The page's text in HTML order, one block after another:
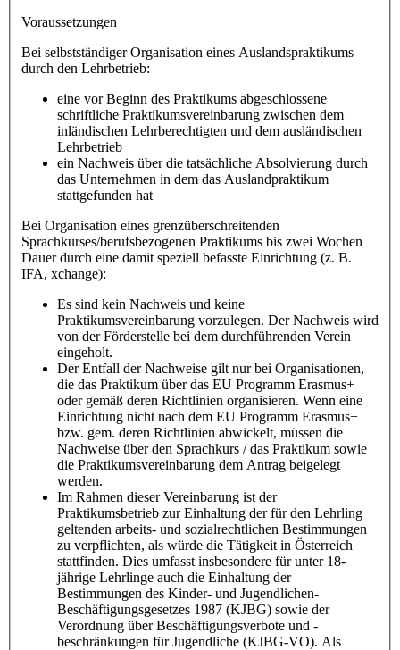
Voraussetzungen
Bei selbstständiger Organisation eines Auslandspraktikums
durch den Lehrbetrieb:
eine vor Beginn des Praktikums abgeschlossene
schriftliche Praktikumsvereinbarung zwischen dem
inländischen Lehrberechtigten und dem ausländischen
Lehrbetrieb
ein Nachweis über die tatsächliche Absolvierung durch
das Unternehmen in dem das Auslandpraktikum
stattgefunden hat
Bei Organisation eines grenzüberschreitenden
Sprachkurses/berufsbezogenen Praktikums bis zwei Wochen
Dauer durch eine damit speziell befasste Einrichtung (z. B.
IFA, xchange):
Es sind kein Nachweis und keine
Praktikumsvereinbarung vorzulegen. Der Nachweis wird
von der Förderstelle bei dem durchführenden Verein
eingeholt.
Der Entfall der Nachweise gilt nur bei Organisationen,
die das Praktikum über das EU Programm Erasmus+
oder gemäß deren Richtlinien organisieren. Wenn eine
Einrichtung nicht nach dem EU Programm Erasmus+
bzw. gem. deren Richtlinien abwickelt, müssen die
Nachweise über den Sprachkurs / das Praktikum sowie
die Praktikumsvereinbarung dem Antrag beigelegt
werden.
Im Rahmen dieser Vereinbarung ist der
Praktikumsbetrieb zur Einhaltung der für den Lehrling
geltenden arbeits- und sozialrechtlichen Bestimmungen
zu verpflichten, als würde die Tätigkeit in Österreich
stattfinden. Dies umfasst insbesondere für unter 18-
jährige Lehrlinge auch die Einhaltung der
Bestimmungen des Kinder- und Jugendlichen-
Beschäftigungsgesetzes 1987 (KJBG) sowie der
Verordnung über Beschäftigungsverbote und -
beschränkungen für Jugendliche (KJBG-VO). Als